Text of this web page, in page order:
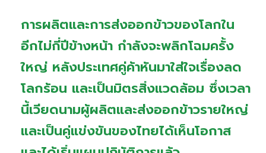
การผลิตและการส่งออกข้าวของโลกใน
อีกไม่กี่ปีข้างหน้า กำลังจะพลิกโฉมครั้ง
ใหญ่ หลังประเทศคู่ค้าหันมาใส่ใจเรื่องลด
โลกร้อน และเป็นมิตรสิ่งแวดล้อม ซึ่งเวลา
นี้เวียดนามผู้ผลิตและส่งออกข้าวรายใหญ่
และเป็นคู่แข่งขันของไทยได้เห็นโอกาส